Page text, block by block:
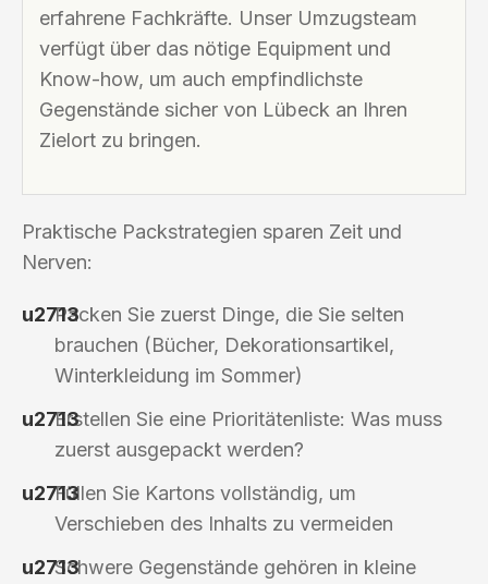
erfahrene Fachkräfte. Unser Umzugsteam
verfügt über das nötige Equipment und
Know-how, um auch empfindlichste
Gegenstände sicher von Lübeck an Ihren
Zielort zu bringen.
Praktische Packstrategien sparen Zeit und
Nerven:
Packen Sie zuerst Dinge, die Sie selten
brauchen (Bücher, Dekorationsartikel,
Winterkleidung im Sommer)
Erstellen Sie eine Prioritätenliste: Was muss
zuerst ausgepackt werden?
Füllen Sie Kartons vollständig, um
Verschieben des Inhalts zu vermeiden
Schwere Gegenstände gehören in kleine